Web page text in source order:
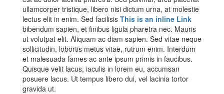
ullamcorper tristique, libero nisi dictum urna, at molestie
lectus elit in enim. Sed facilisis This is an inline Link
bibendum sapien, et finibus ligula pharetra nec. Mauris
ut volutpat elit. Aliquam ac diam sapien. Sed vitae neque
sollicitudin, lobortis metus vitae, rutrum enim. Interdum
et malesuada fames ac ante ipsum primis in faucibus.
Quisque velit lacus, iaculis in lorem eu, accumsan
posuere lacus. Ut tempus libero dui, vel lacinia tortor
gravida ut.